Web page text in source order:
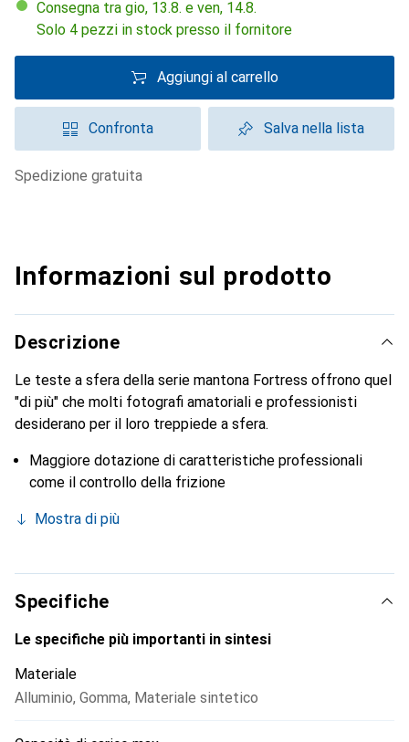
Consegna tra gio, 13.8. e ven, 14.8.
Solo 4 pezzi in stock presso il fornitore
Aggiungi al carrello
Confronta Salva nella lista
spedizione gratuita
Informazioni sul prodotto
Descrizione
Le teste a sfera della serie mantona Fortress offrono quel
"di più" che molti fotografi amatoriali e professionisti
desiderano per il loro treppiede a sfera.
Maggiore dotazione di caratteristiche professionali
come il controllo della frizione
Mostra di più
Specifiche
Le specifiche più importanti in sintesi
Materiale
Alluminio, Gomma, Materiale sintetico